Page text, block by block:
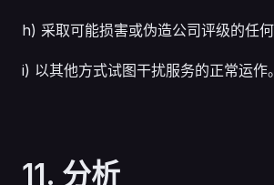
h) 采取可能损害或伪造公司评级的任何
i) 以其他方式试图干扰服务的正常运作。
11. 分析